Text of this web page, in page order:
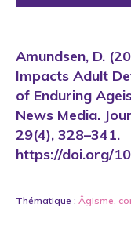
Amundsen, D.
Impacts Adult
of Enduring
News Media.
29(4), 328–341.
https://doi.org/
Thématique : Âgisme,